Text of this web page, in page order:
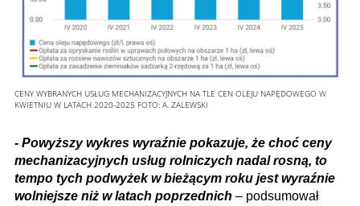
CENY WYBRANYCH USŁUG MECHANIZACYJNYCH NA TLE CEN OLEJU NAPĘDOWEGO W
KWIETNIU W LATACH 2020-2025 FOTO: A. ZALEWSKI
- Powyższy wykres wyraźnie pokazuje, że choć ceny
mechanizacyjnych usług rolniczych nadal rosną, to
tempo tych podwyżek w bieżącym roku jest wyraźnie
wolniejsze niż w latach poprzednich – podsumował